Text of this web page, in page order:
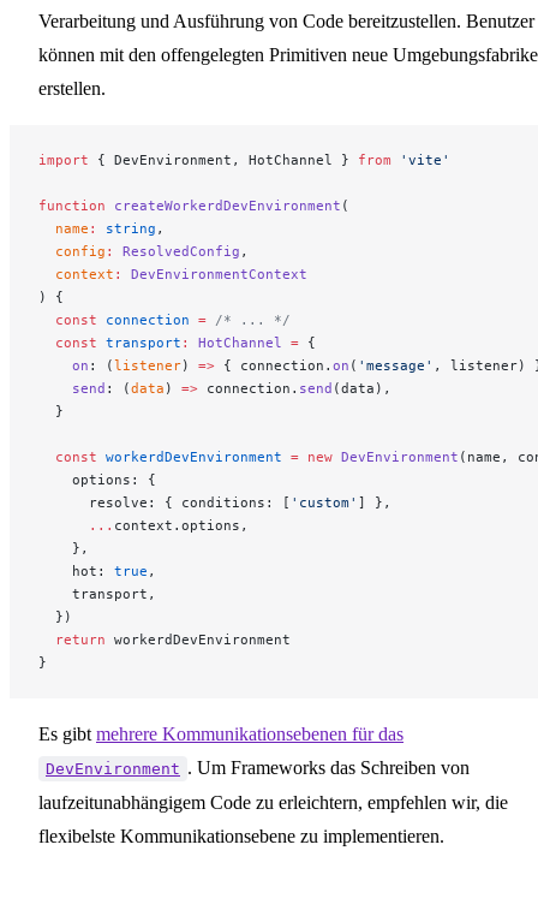
Verarbeitung und Ausführung von Code bereitzustellen. Benutzer
können mit den offengelegten Primitiven neue
erstellen.
import { DevEnvironment, HotChannel } from 'vite'
function createWorkerdDevEnvironment (
  name
: string ,
  config
: ResolvedConfig ,
  context
:
DevEnvironmentContext
) {
  const
connection = /* ... */
  const
transport : HotChannel = {
    on
: (listener) => { connection. on ( 'message' , listener)
    send
: (data ) => connection. send (data),
  }
  const
workerdDevEnvironment = new DevEnvironment (name,
    options: {
      resolve: { conditions: [
'custom' ] },
      ...
context.options,
    },
    hot:
true ,
    transport,
  })
  return
workerdDevEnvironment
}
Es gibt mehrere Kommunikationsebenen für das
DevEnvironment . Um Frameworks das Schreiben von
laufzeitunabhängigem Code zu erleichtern, empfehlen wir, die
flexibelste Kommunikationsebene zu implementieren.